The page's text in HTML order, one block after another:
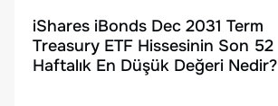
iShares iBonds Dec 2031 Term
Treasury ETF Hissesinin Son 52
Haftalık En Düşük Değeri Nedir?